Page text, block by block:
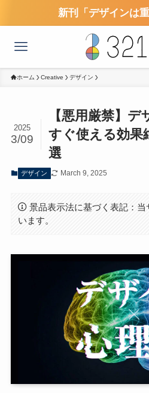
新刊「デザインは
ホーム Creative デザイン
【悪用厳禁】
すぐ使える効果
選
2025
3/09
デザイン March 9, 2025
景品表示法に基づく表記：
います。